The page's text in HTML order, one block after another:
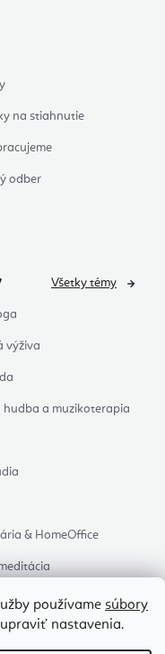
používame súbory
upraviť nastavenia.
na stiahnutie
odber
výživa
hudba a muzikoterapia
& HomeOffice
spánok
Všetky témy